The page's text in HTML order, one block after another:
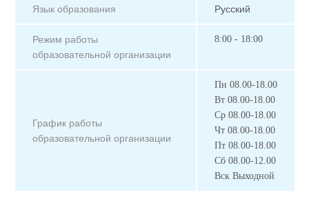
Язык образования Русский
Режим работы
образовательной организации
8:00 - 18:00
График работы
образовательной организации
Пн 08.00-18.00
Вт 08.00-18.00
Ср 08.00-18.00
Чт 08.00-18.00
Пт 08.00-18.00
Сб 08.00-12.00
Вск Выходной